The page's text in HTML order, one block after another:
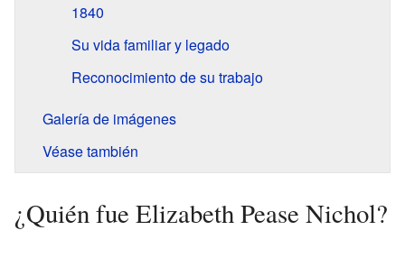
1840
Su vida familiar y legado
Reconocimiento de su trabajo
Galería de imágenes
Véase también
¿Quién fue Elizabeth Pease Nichol?